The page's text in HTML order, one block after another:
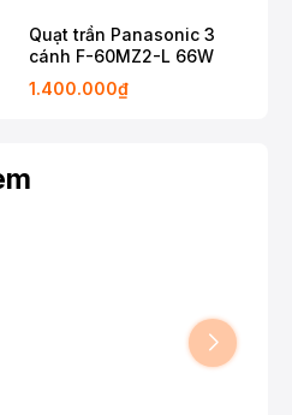
Quạt trần Panasonic 3
cánh F-60MZ2-L 66W
1.400.000₫